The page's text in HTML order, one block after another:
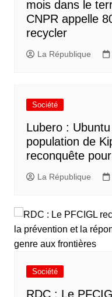
mois dans le
CNPR appelle
recycler
La République
Société
Lubero :
population de
reconquête
La République
Société
RDC : Le